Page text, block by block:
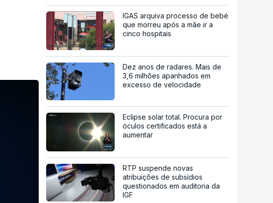
IGAS arquiva processo de bebé
que morreu após a mãe ir a
cinco hospitais
Dez anos de radares. Mais de
3,6 milhões apanhados em
excesso de velocidade
Eclipse solar total. Procura por
óculos certificados está a
aumentar
RTP suspende novas
atribuições de subsídios
questionados em auditoria da
IGF